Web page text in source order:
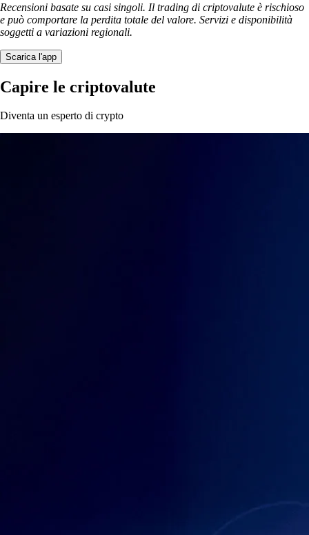
Recensioni basate su casi singoli. Il trading di criptovalute è rischioso
e può comportare la perdita totale del valore. Servizi e disponibilità
soggetti a variazioni regionali.
Scarica l'app
Capire le criptovalute
Diventa un esperto di crypto